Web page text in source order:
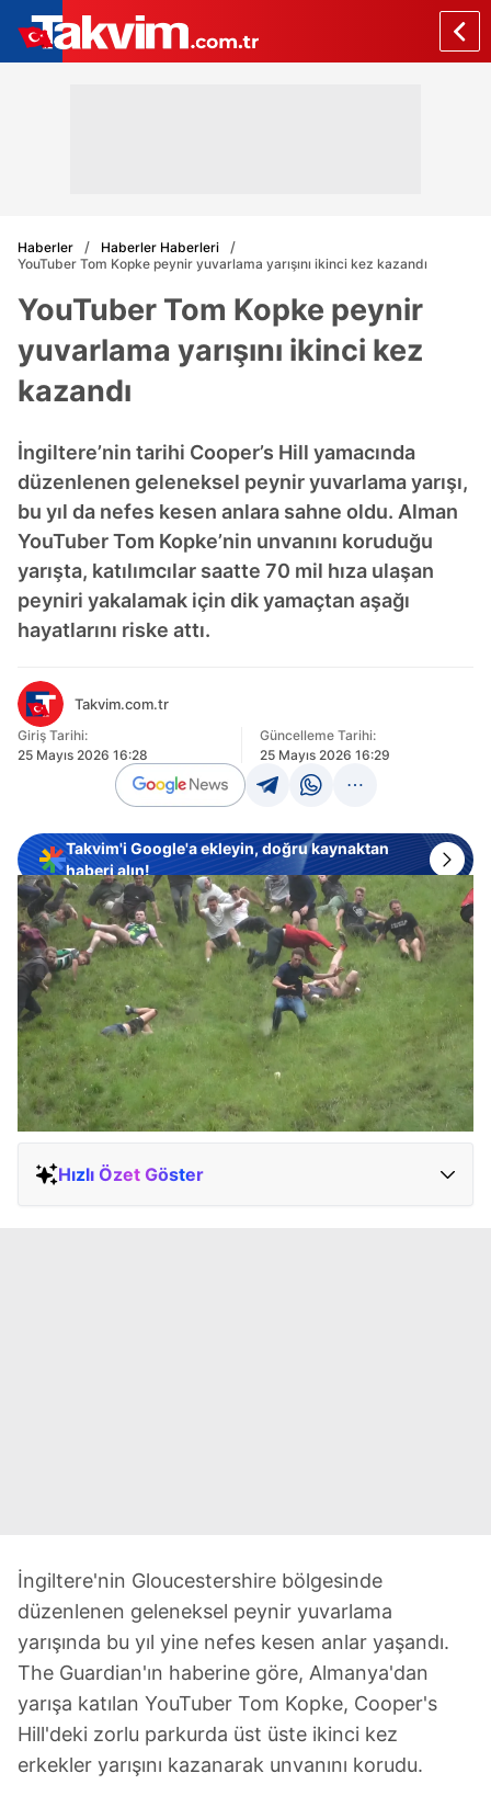
Haberler
Haberler Haberleri
YouTuber Tom Kopke peynir yuvarlama yarışını ikinci kez kazandı
YouTuber Tom Kopke peynir
yuvarlama yarışını ikinci kez
kazandı
İngiltere’nin tarihi Cooper’s Hill yamacında
düzenlenen geleneksel peynir yuvarlama yarışı,
bu yıl da nefes kesen anlara sahne oldu. Alman
YouTuber Tom Kopke’nin unvanını koruduğu
yarışta, katılımcılar saatte 70 mil hıza ulaşan
peyniri yakalamak için dik yamaçtan aşağı
hayatlarını riske attı.
Takvim.com.tr
Giriş Tarihi:
25 Mayıs 2026 16:28
Güncelleme Tarihi:
25 Mayıs 2026 16:29
Takvim'i Google'a ekleyin, doğru kaynaktan
haberi alın!
Hızlı Özet Göster
İngiltere'nin Gloucestershire bölgesinde
düzenlenen geleneksel peynir yuvarlama
yarışında bu yıl yine nefes kesen anlar yaşandı.
The Guardian'ın haberine göre, Almanya'dan
yarışa katılan YouTuber Tom Kopke, Cooper's
Hill'deki zorlu parkurda üst üste ikinci kez
erkekler yarışını kazanarak unvanını korudu.